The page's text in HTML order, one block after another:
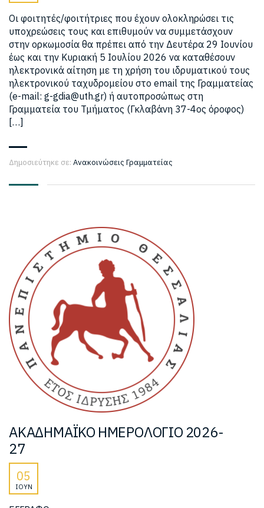
Οι φοιτητές/φοιτήτριες που έχουν ολοκληρώσει τις
υποχρεώσεις τους και επιθυμούν να συμμετάσχουν
στην ορκωμοσία θα πρέπει από την Δευτέρα 29 Ιουνίου
έως και την Κυριακή 5 Ιουλίου 2026 να καταθέσουν
ηλεκτρονικά αίτηση με τη χρήση του ιδρυματικού τους
ηλεκτρονικού ταχυδρομείου στο email της Γραμματείας
(e-mail: g-gdia@uth.gr) ή αυτοπροσώπως στη
Γραμματεία του Τμήματος (Γκλαβάνη 37-4ος όροφος)
[…]
Δημοσιεύτηκε σε: Ανακοινώσεις Γραμματείας
ΑΚΑΔΗΜΑΪΚΟ ΗΜΕΡΟΛΟΓΙΟ 2026-
27
05
ΙΟΎΝ